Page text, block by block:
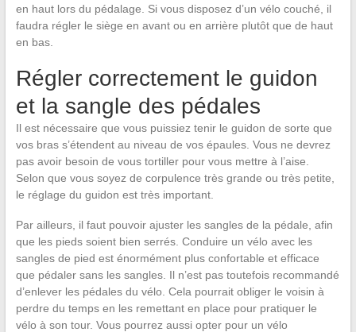
en haut lors du pédalage. Si vous disposez d’un vélo couché, il
faudra régler le siège en avant ou en arrière plutôt que de haut
en bas.
Régler correctement le guidon
et la sangle des pédales
Il est nécessaire que vous puissiez tenir le guidon de sorte que
vos bras s’étendent au niveau de vos épaules. Vous ne devrez
pas avoir besoin de vous tortiller pour vous mettre à l’aise.
Selon que vous soyez de corpulence très grande ou très petite,
le réglage du guidon est très important.
Par ailleurs, il faut pouvoir ajuster les sangles de la pédale, afin
que les pieds soient bien serrés. Conduire un vélo avec les
sangles de pied est énormément plus confortable et efficace
que pédaler sans les sangles. Il n’est pas toutefois recommandé
d’enlever les pédales du vélo. Cela pourrait obliger le voisin à
perdre du temps en les remettant en place pour pratiquer le
vélo à son tour. Vous pourrez aussi opter pour un vélo